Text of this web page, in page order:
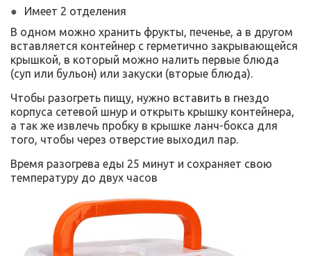
Имеет 2 отделения
В одном можно хранить фрукты, печенье, а в другом
вставляется контейнер с герметично закрывающейся
крышкой, в который можно налить первые блюда
(суп или бульон) или закуски (вторые блюда).
Чтобы разогреть пищу, нужно вставить в гнездо
корпуса сетевой шнур и открыть крышку контейнера,
а так же извлечь пробку в крышке ланч-бокса для
того, чтобы через отверстие выходил пар.
Время разогрева еды 25 минут и сохраняет свою
температуру до двух часов